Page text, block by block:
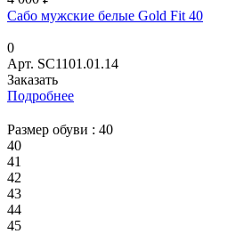
Сабо мужские белые Gold Fit 40
0
Арт. SC1101.01.14
Заказать
Подробнее
Размер обуви : 40
40
41
42
43
44
45